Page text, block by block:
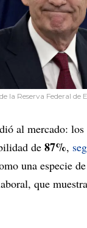
la Reserva Federal de
al mercado: los
de 87%,
una especie
que